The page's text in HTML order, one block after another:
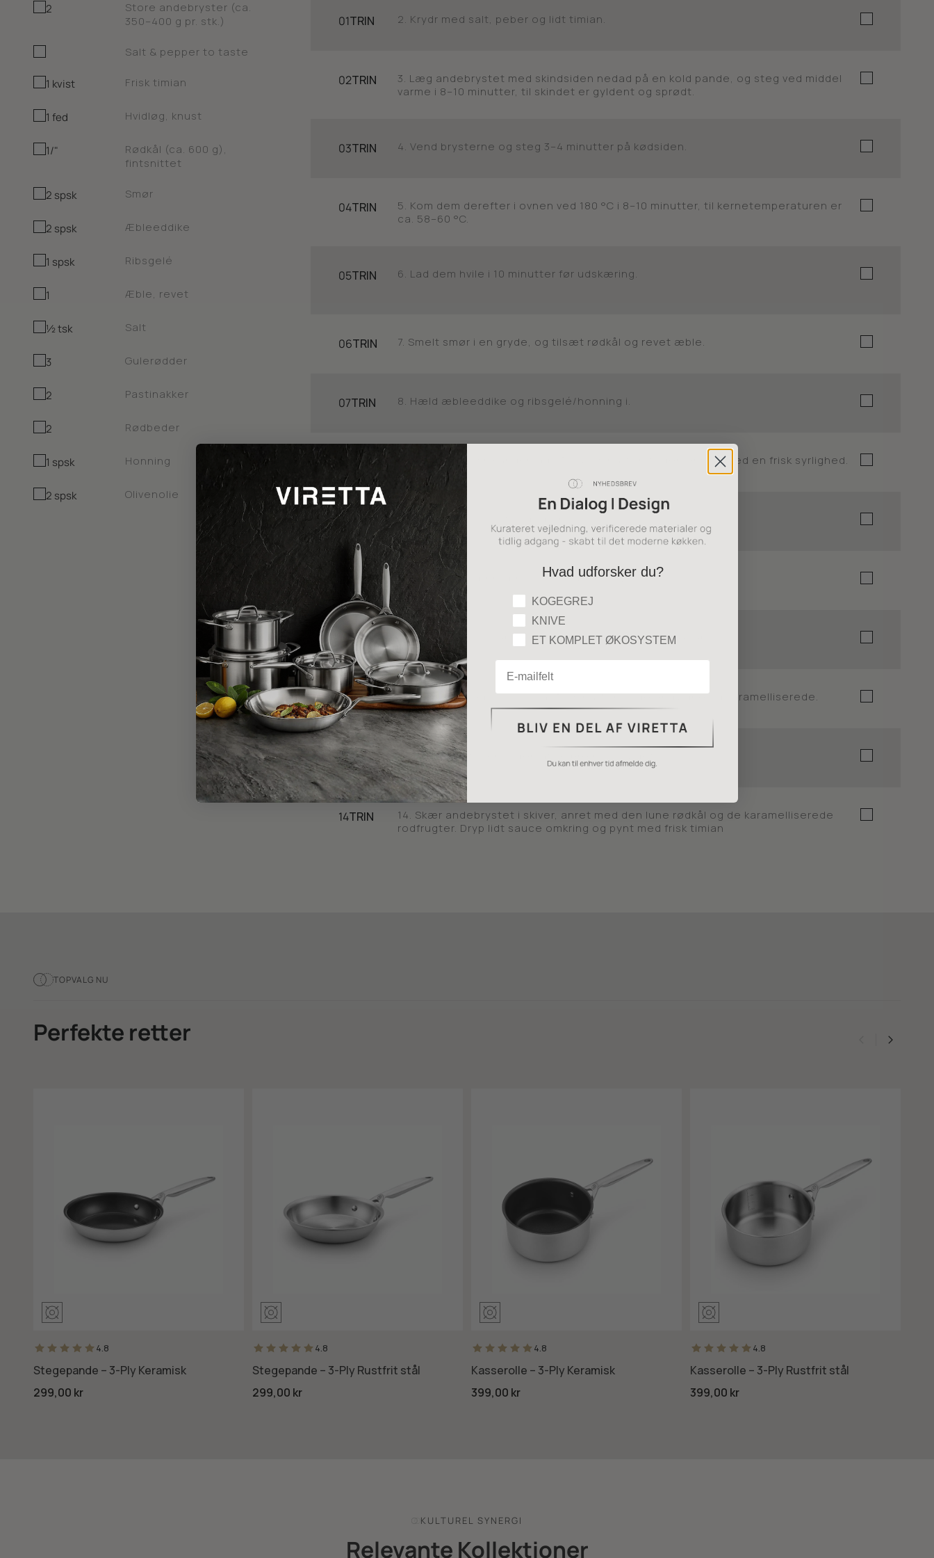
2
Store andebryster (ca.
350–400 g pr. stk.)
Salt & pepper to taste
1 kvist Frisk timian
1 fed Hvidløg, knust
1/"
Rødkål (ca. 600 g),
fintsnittet
2 spsk Smør
2 spsk Æbleeddike
1 spsk Ribsgelé
1 Æble, revet
½ tsk Salt
3 Gulerødder
2 Pastinakker
2 Rødbeder
1 spsk Honning
2 spsk Olivenolie
01TRIN 2. Krydr med salt, peber og lidt timian.
02TRIN
3. Læg andebrystet med skindsiden nedad på en kold pande, og steg ved middel
varme i 8–10 minutter, til skindet er gyldent og sprødt.
03TRIN 4. Vend brysterne og steg 3–4 minutter på kødsiden.
04TRIN
5. Kom dem derefter i ovnen ved 180 °C i 8–10 minutter, til kernetemperaturen er
ca. 58–60 °C.
05TRIN 6. Lad dem hvile i 10 minutter før udskæring.
06TRIN 7. Smelt smør i en gryde, og tilsæt rødkål og revet æble.
07TRIN 8. Hæld æbleeddike og ribsgelé/honning i.
08 TRIN 9. Lad kålen simre under låg i 30–40 minutter, til den er mør med en frisk syrlighed.
09 TRIN 10. Smag til med salt og peber.
TRIN 11. Skræl og skær rodfrugterne i grove stykker.
TRIN 12. Vend dem i olivenolie, honning, timian, salt og peber.
12TRIN 13. Bag i ovn ved 200 °C i ca. 30 minutter, til de er gyldne og karamelliserede.
13 TRIN 1. Rids skindet i tern uden at skære ned i kødet.
14TRIN
14. Skær andebrystet i skiver, anret med den lune rødkål og de karamelliserede
rodfrugter. Dryp lidt sauce omkring og pynt med frisk timian
TOPVALG NU
Perfekte retter
4.8
Stegepande – 3-Ply Keramisk
299,00 kr
4.8
Stegepande – 3-Ply Rustfrit stål
299,00 kr
4.8
Kasserolle – 3-Ply Keramisk
399,00 kr
4.8
Kasserolle – 3-Ply Rustfrit stål
399,00 kr
KULTUREL SYNERGI
Relevante Kollektioner
Hvad udforsker du?
Hvad udforsker du?
KOGEGREJ
KNIVE
ET KOMPLET ØKOSYSTEM
Email